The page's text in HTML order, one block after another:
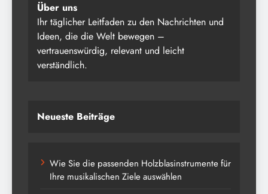
Über uns
Ihr täglicher Leitfaden zu den Nachrichten und
Ideen, die die Welt bewegen –
vertrauenswürdig, relevant und leicht
verständlich.
Neueste Beiträge
Wie Sie die passenden Holzblasinstrumente für
Ihre musikalischen Ziele auswählen